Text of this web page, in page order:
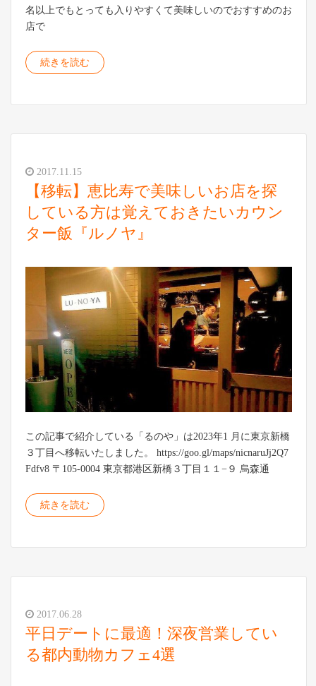
名以上でもとっても入りやすくて美味しいのでおすすめのお
店で
続きを読む
2017.11.15
【移転】恵比寿で美味しいお店を探
している方は覚えておきたいカウン
ター飯『ルノヤ』
この記事で紹介している「るのや」は2023年1 月に東京新橋
３丁目へ移転いたしました。 https://goo.gl/maps/nicnaruJj2Q7
Fdfv8 〒105-0004 東京都港区新橋３丁目１１−９ 烏森通
続きを読む
2017.06.28
平日デートに最適！深夜営業してい
る都内動物カフェ4選